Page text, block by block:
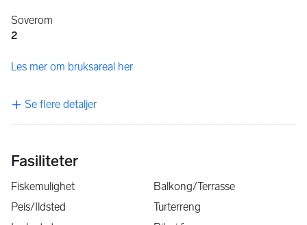
Soverom
2
Les mer om bruksareal her
Se flere detaljer
Fasiliteter
Fiskemulighet
Balkong/Terrasse
Peis/Ildsted
Turterreng